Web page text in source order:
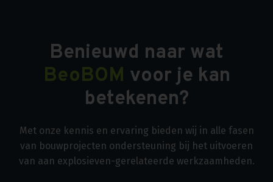
Benieuwd naar wat
BeoBOM voor je kan
betekenen?
Met onze kennis en ervaring bieden wij in alle fasen
van bouwprojecten ondersteuning bij het uitvoeren
van aan explosieven-gerelateerde werkzaamheden.